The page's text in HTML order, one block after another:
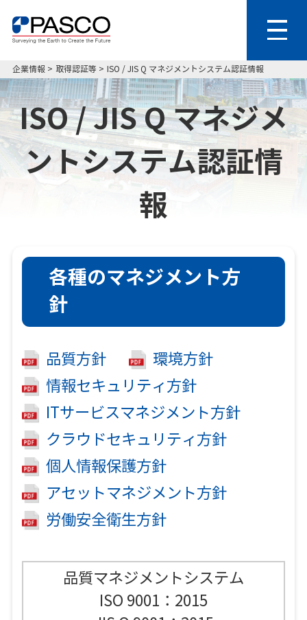
企業情報 取得認証等 ISO / JIS Q マネジメントシステム認証情報
ISO / JIS Q マネジメ
ントシステム認証情
報
各種のマネジメント方
針
品質方針
環境方針
情報セキュリティ方針
ITサービスマネジメント方針
クラウドセキュリティ方針
個人情報保護方針
アセットマネジメント方針
労働安全衛生方針
品質マネジメントシステム
ISO 9001：2015